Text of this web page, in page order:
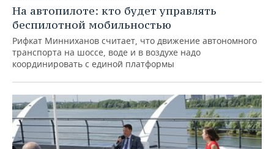
На автопилоте: кто будет управлять
беспилотной мобильностью
Рифкат Минниханов считает, что движение автономного
транспорта на шоссе, воде и в воздухе надо
координировать с единой платформы